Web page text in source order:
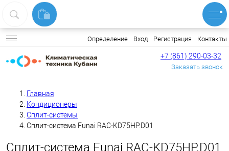
Определение Вход Регистрация Контакты
+7 (861) 290-03-32
Заказать звонок
Главная
Кондиционеры
Сплит-системы
Сплит-система Funai RAC-KD75HP.D01
Сплит-система Funai RAC-KD75HP.D01